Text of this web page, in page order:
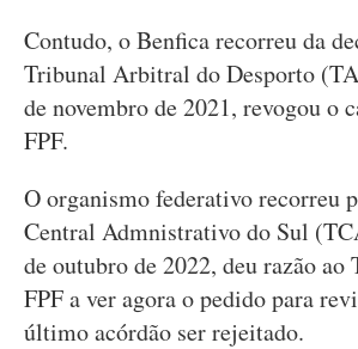
Contudo, o Benfica recorreu da
Tribunal Arbitral do Desporto
de novembro de 2021, revogou o
FPF.
O organismo federativo recorreu
Central Admnistrativo do Sul
de outubro de 2022, deu razão ao
FPF a ver agora o pedido para
último acórdão ser rejeitado.